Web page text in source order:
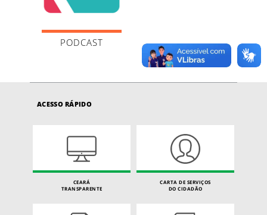
PODCAST
ACESSO RÁPIDO
CEARÁ
TRANSPARENTE
CARTA DE SERVIÇOS
DO CIDADÃO